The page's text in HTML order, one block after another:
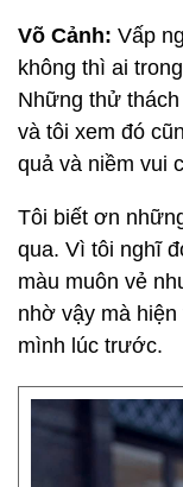
Võ Cảnh: Vấp
không thì ai
Những thử
và tôi xem đó
quả và niềm vui
Tôi biết ơn
qua. Vì tôi nghĩ
màu muôn vẻ
nhờ vậy mà
mình lúc trước.